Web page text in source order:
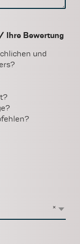
Ihre Bewertung
und
×